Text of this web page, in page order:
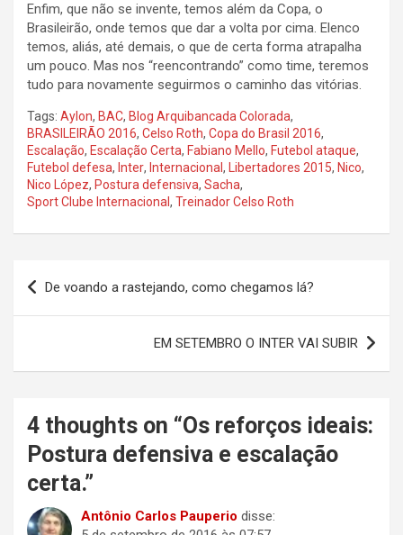
Enfim, que não se invente, temos além da Copa, o
Brasileirão, onde temos que dar a volta por cima. Elenco
temos, aliás, até demais, o que de certa forma atrapalha
um pouco. Mas nos “reencontrando” como time, teremos
tudo para novamente seguirmos o caminho das vitórias.
Tags: Aylon, BAC, Blog Arquibancada Colorada,
BRASILEIRÃO 2016, Celso Roth, Copa do Brasil 2016,
Escalação, Escalação Certa, Fabiano Mello, Futebol ataque,
Futebol defesa, Inter, Internacional , Libertadores 2015, Nico,
Nico López, Postura defensiva, Sacha,
Sport Clube Internacional , Treinador Celso Roth
Navegação
de
De voando a rastejando, como chegamos lá?
EM SETEMBRO O INTER VAI SUBIR
4 thoughts on “Os reforços ideais:
Postura defensiva e escalação
certa.”
Antônio Carlos Pauperio disse: